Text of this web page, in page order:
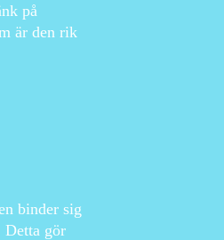
på
är den rik
binder sig
Detta gör